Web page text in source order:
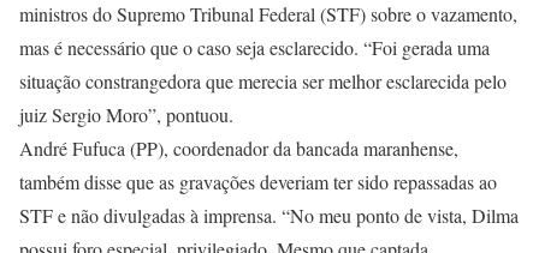
ministros do Supremo Tribunal Federal (STF) sobre o vazamento,
mas é necessário que o caso seja esclarecido. “Foi gerada uma
situação constrangedora que merecia ser melhor esclarecida pelo
juiz Sergio Moro”, pontuou.
André Fufuca (PP), coordenador da bancada maranhense,
também disse que as gravações deveriam ter sido repassadas ao
STF e não divulgadas à imprensa. “No meu ponto de vista, Dilma